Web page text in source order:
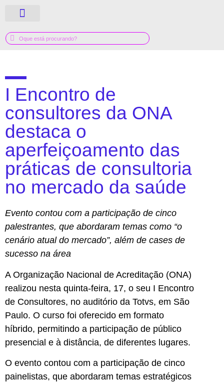
I Encontro de
consultores da ONA
destaca o
aperfeiçoamento das
práticas de consultoria
no mercado da saúde
Evento contou com a participação de cinco
palestrantes, que abordaram temas como “o
cenário atual do mercado”, além de cases de
sucesso na área
A Organização Nacional de Acreditação (ONA)
realizou nesta quinta-feira, 17, o seu I Encontro
de Consultores, no auditório da Totvs, em São
Paulo. O curso foi oferecido em formato
híbrido, permitindo a participação de público
presencial e à distância, de diferentes lugares.
O evento contou com a participação de cinco
painelistas, que abordaram temas estratégicos